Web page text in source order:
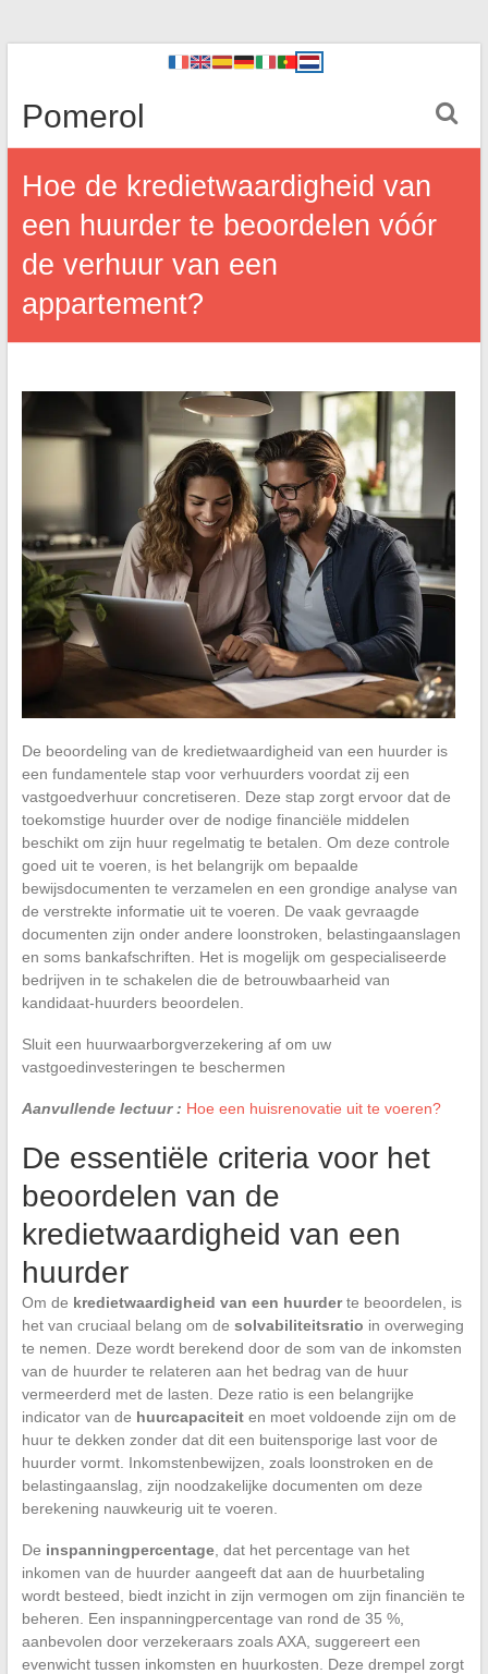
Pomerol
Hoe de kredietwaardigheid van
een huurder te beoordelen vóór
de verhuur van een
appartement?
De beoordeling van de kredietwaardigheid van een huurder is
een fundamentele stap voor verhuurders voordat zij een
vastgoedverhuur concretiseren. Deze stap zorgt ervoor dat de
toekomstige huurder over de nodige financiële middelen
beschikt om zijn huur regelmatig te betalen. Om deze controle
goed uit te voeren, is het belangrijk om bepaalde
bewijsdocumenten te verzamelen en een grondige analyse van
de verstrekte informatie uit te voeren. De vaak gevraagde
documenten zijn onder andere loonstroken, belastingaanslagen
en soms bankafschriften. Het is mogelijk om gespecialiseerde
bedrijven in te schakelen die de betrouwbaarheid van
kandidaat-huurders beoordelen.
Sluit een huurwaarborgverzekering af om uw
vastgoedinvesteringen te beschermen
Aanvullende lectuur : Hoe een huisrenovatie uit te voeren?
De essentiële criteria voor het
beoordelen van de
kredietwaardigheid van een
huurder
Om de kredietwaardigheid van een huurderte beoordelen, is
het van cruciaal belang om de solvabiliteitsratio in overweging
te nemen. Deze wordt berekend door de som van de inkomsten
van de huurder te relateren aan het bedrag van de huur
vermeerderd met de lasten. Deze ratio is een belangrijke
indicator van de huurcapaciteiten moet voldoende zijn om de
huur te dekken zonder dat dit een buitensporige last voor de
huurder vormt. Inkomstenbewijzen, zoals loonstroken en de
belastingaanslag, zijn noodzakelijke documenten om deze
berekening nauwkeurig uit te voeren.
De inspanningpercentage, dat het percentage van het
inkomen van de huurder aangeeft dat aan de huurbetaling
wordt besteed, biedt inzicht in zijn vermogen om zijn financiën te
beheren. Een inspanningpercentage van rond de 35 %,
aanbevolen door verzekeraars zoals AXA, suggereert een
evenwicht tussen inkomsten en huurkosten. Deze drempel zorgt